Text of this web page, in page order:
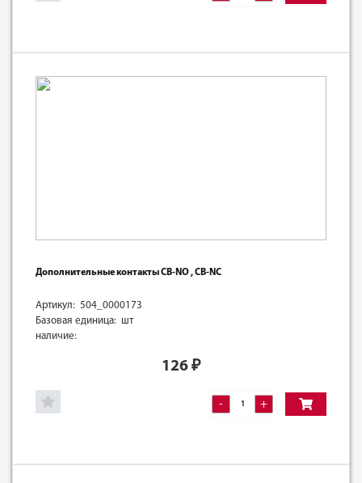
Дополнительные контакты СВ-NО , СВ-NС
Артикул: 504_0000173
Базовая единица: шт
наличие:
126 ₽
- +